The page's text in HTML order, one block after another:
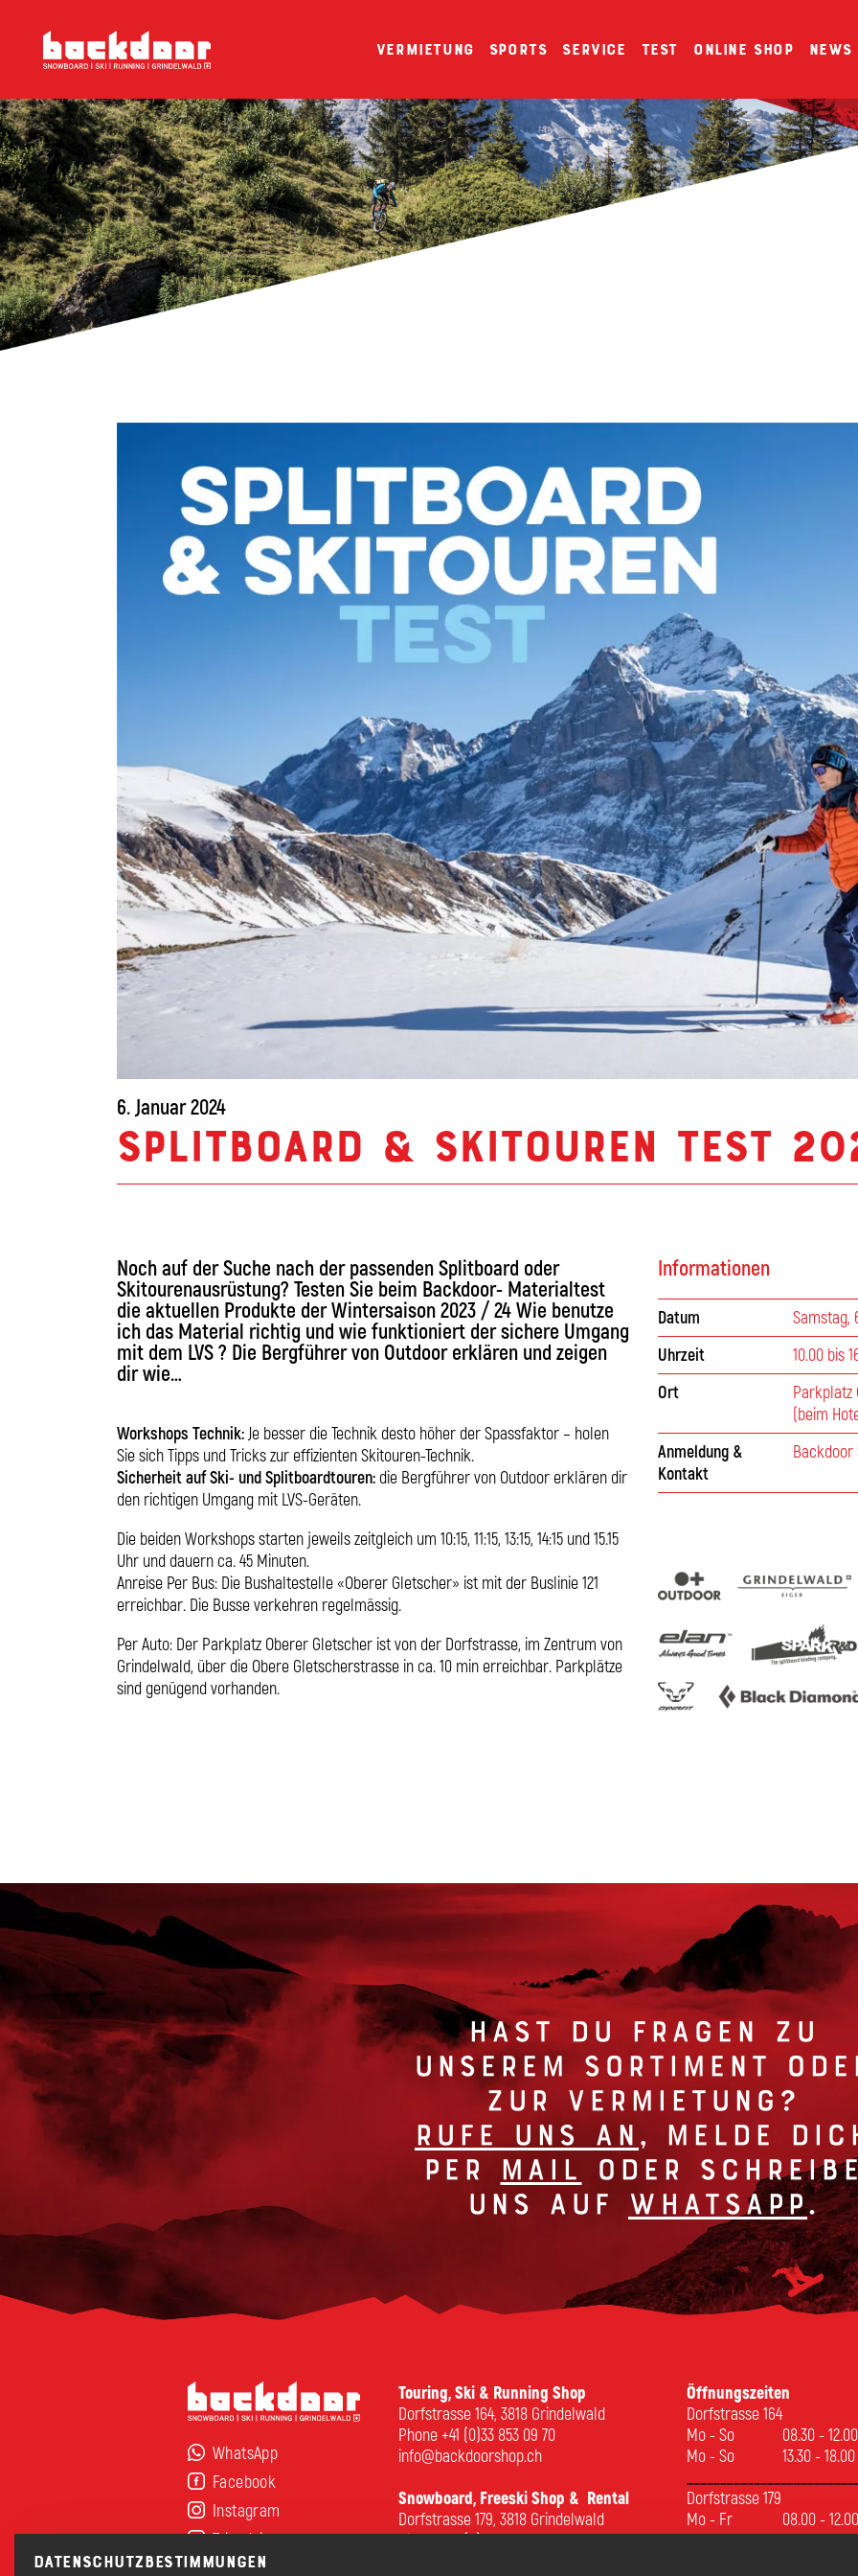
Vermietung Sports Service Test Online Shop News
6. Januar 2024
Splitboard & Skitouren Test
Noch auf der Suche nach der passenden Splitboard oder
Skitourenausrüstung? Testen Sie beim Backdoor- Materialtest
die aktuellen Produkte der Wintersaison 2023 / 24 Wie benutze
ich das Material richtig und wie funktioniert der sichere Umgang
mit dem LVS ? Die Bergführer von Outdoor erklären und zeigen
dir wie…
Workshops Technik: Je besser die Technik desto höher der Spassfaktor – holen
Sie sich Tipps und Tricks zur effizienten Skitouren-Technik.
Sicherheit auf Ski- und Splitboardtouren: die Bergführer von Outdoor erklären dir
den richtigen Umgang mit LVS-Geräten.
Die beiden Workshops starten jeweils zeitgleich um 10:15, 11:15, 13:15, 14:15 und 15.15
Uhr und dauern ca. 45 Minuten.
Anreise Per Bus: Die Bushaltestelle «Oberer Gletscher» ist mit der Buslinie 121
erreichbar. Die Busse verkehren regelmässig.
Per Auto: Der Parkplatz Oberer Gletscher ist von der Dorfstrasse, im Zentrum von
Grindelwald, über die Obere Gletscherstrasse in ca. 10 min erreichbar. Parkplätze
sind genügend vorhanden.
Informationen
Datum
Samstag,
Uhrzeit
10.00 bis
Ort
Parkplatz
(beim
Anmeldung &
Kontakt
Backdoor
Hast du Fragen zu
unserem Sortiment
zur Vermietung?
Rufe uns an , melde
per Mail
oder
uns auf Whatsapp.
Datenschutzbestimmungen
WhatsApp
Facebook
Instagram
Tripadvisor
Touring, Ski & Running Shop
Dorfstrasse 164, 3818 Grindelwald
Phone+41 (0)33 853 09 70
info@backdoorshop.ch
Snowboard, Freeski Shop & Rental
Dorfstrasse 179, 3818 Grindelwald
Phone+41 (0)33 853 09 71
Öffnungszeiten
Dorfstrasse 164
Mo - So
08.30 - 12.00
Mo - So
13.30 - 18.00
Dorfstrasse 179
Mo - Fr
08.00 -
Sa-So
08.00 -18.30